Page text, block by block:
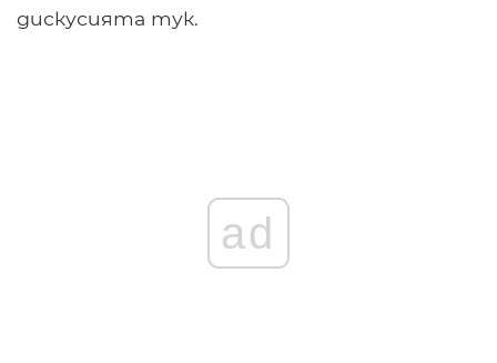
дискусията тук.
ad